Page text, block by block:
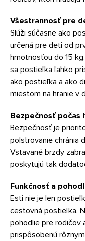
Všestrannosť pre
Slúži súčasne ako
určená pre deti od
hmotnosťou do 15
sa postieľka ľahko
ako postieľka a ako
miestom na hranie v
Bezpečnosť počas
Bezpečnosť je
polstrovanie chránia
Vstavané brzdy
poskytujú tak
Funkčnosť a
Esti nie je len
cestovná postieľka.
pohodlie pre rodičov
prispôsobenú